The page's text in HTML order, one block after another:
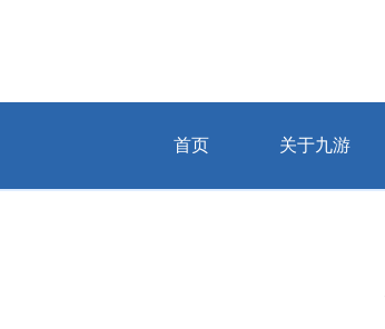
首页 关于九游
当前位置：首页 > 关于九游 > 公司动态